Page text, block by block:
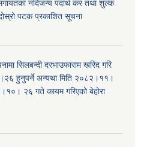
नदिजन्य पदार्थ कर तथा शुल्क
पटक प्रकाशित सूचना
सिलबन्दी दरभाउफाराम खरिद गरि
हुनुपर्ने अन्यथा मिति २०८२।११।
२६ गते कायम गरिएको बेहोरा